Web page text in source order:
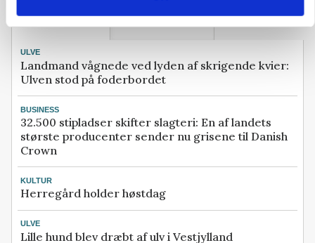
ULVE
Landmand vågnede ved lyden af skrigende kvier:
Ulven stod på foderbordet
BUSINESS
32.500 stipladser skifter slagteri: En af landets
største producenter sender nu grisene til Danish
Crown
KULTUR
Herregård holder høstdag
ULVE
Lille hund blev dræbt af ulv i Vestjylland